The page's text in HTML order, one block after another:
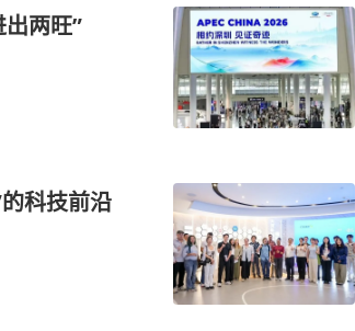
两旺”
科技前沿